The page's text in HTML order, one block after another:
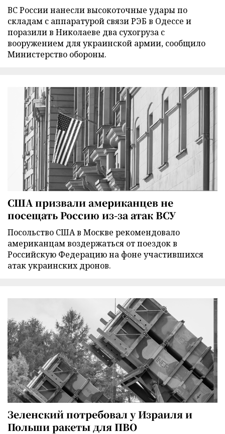
ВС России нанесли высокоточные удары по
складам с аппаратурой связи РЭБ в Одессе и
поразили в Николаеве два сухогруза с
вооружением для украинской армии, сообщило
Министерство обороны.
США призвали американцев не
посещать Россию из-за атак ВСУ
Посольство США в Москве рекомендовало
американцам воздержаться от поездок в
Российскую Федерацию на фоне участившихся
атак украинских дронов.
Зеленский потребовал у Израиля и
Польши ракеты для ПВО